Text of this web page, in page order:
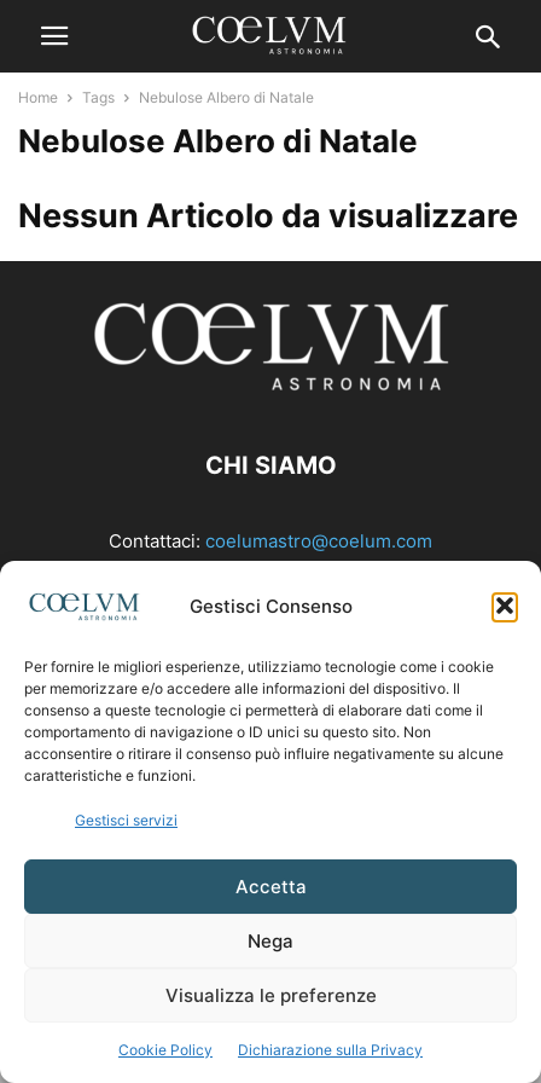
Gestisci Consenso
Per fornire le migliori esperienze, utilizziamo tecnologie come i cookie
per memorizzare e/o accedere alle informazioni del dispositivo. Il
consenso a queste tecnologie ci permetterà di elaborare dati come il
comportamento di navigazione o ID unici su questo sito. Non
acconsentire o ritirare il consenso può influire negativamente su alcune
caratteristiche e funzioni.
Gestisci servizi
Accetta
Nega
Visualizza le preferenze
Cookie Policy Dichiarazione sulla Privacy
Home Tags Nebulose Albero di Natale
Nebulose Albero di Natale
Nessun Articolo da visualizzare
CHI SIAMO
Contattaci: coelumastro@coelum.com
SEGUICI